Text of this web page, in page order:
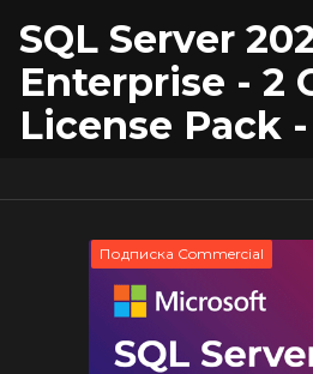
SQL Server
Enterprise - 2
License Pack
Подписка Commercial